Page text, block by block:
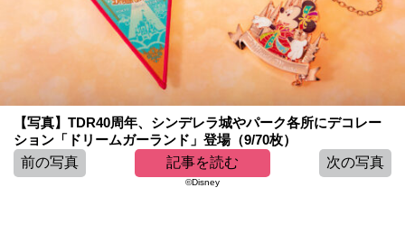
【写真】TDR40周年、シンデレラ城やパーク各所にデコレー
ション「ドリームガーランド」登場（9/70枚）
前の写真
記事を読む 次の写真
©Disney